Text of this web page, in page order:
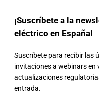
¡Suscríbete a la
eléctrico en España!
Suscríbete para recibir las
invitaciones a webinars en
actualizaciones
entrada.